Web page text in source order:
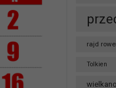
rajd
Tolkien